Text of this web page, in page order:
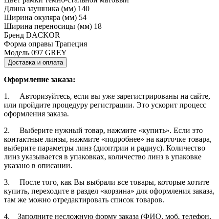
Длина заушника (мм) 140
Ширина окуляра (мм) 54
Ширина переносицы (мм) 18
Бренд DACKOR
Форма оправы Трапеция
Модель 097 GREY
Доставка и оплата
Оформление заказа:
1. Авторизуйтесь, если вы уже зарегистрированы на сайте,
или пройдите процедуру регистрации. Это ускорит процесс
оформления заказа.
2. Выберите нужный товар, нажмите «купить». Если это
контактные линзы, нажмите «подробнее» на карточке товара,
выберите параметры линз (диоптрии и радиус). Количество
линз указывается в упаковках, количество линз в упаковке
указано в описании.
3. После того, как Вы выбрали все товары, которые хотите
купить, переходите в раздел «корзина» для оформления заказа,
там же можно отредактировать список товаров.
4. Заполните несложную форму заказа (ФИО, моб. телефон,